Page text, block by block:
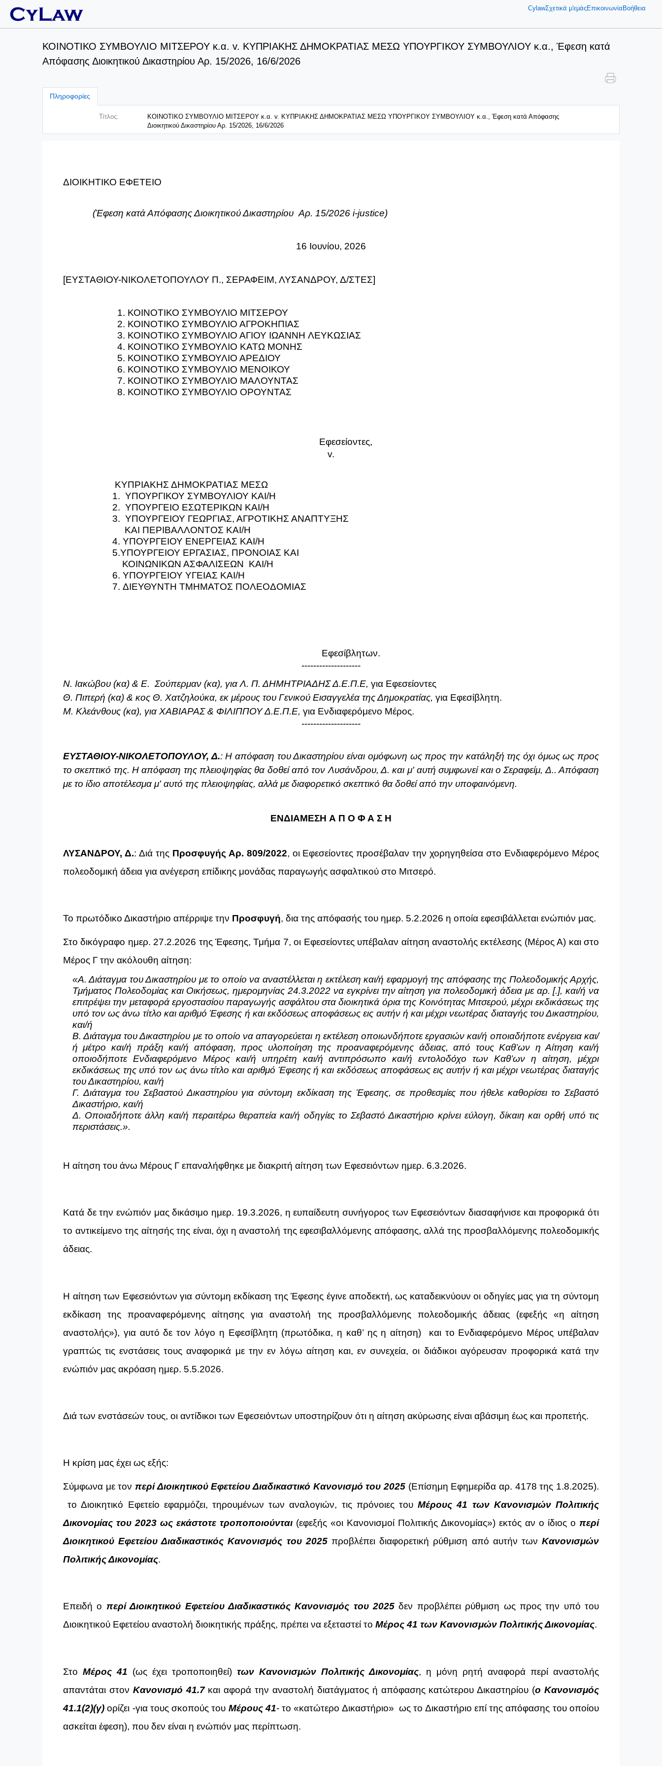
CylawΣχετικά μ'εμάςΕπικοινωνία Βοήθεια
ΚΟΙΝΟΤΙΚΟ ΣΥΜΒΟΥΛΙO MITΣΕΡΟΥ κ.α. v. ΚΥΠΡΙΑΚΗΣ ΔΗΜΟΚΡΑΤΙΑΣ ΜΕΣΩ ΥΠΟΥΡΓΙΚΟΥ ΣΥΜΒΟΥΛΙΟΥ κ.α., Έφεση κατά
Απόφασης Διοικητικού Δικαστηρίου Αρ. 15/2026, 16/6/2026
Πληροφορίες
Τίτλος:
ΚΟΙΝΟΤΙΚΟ ΣΥΜΒΟΥΛΙO MITΣΕΡΟΥ κ.α. v. ΚΥΠΡΙΑΚΗΣ ΔΗΜΟΚΡΑΤΙΑΣ ΜΕΣΩ ΥΠΟΥΡΓΙΚΟΥ ΣΥΜΒΟΥΛΙΟΥ κ.α., Έφεση κατά Απόφασης
Διοικητικού Δικαστηρίου Αρ. 15/2026, 16/6/2026
ΔΙΟΙΚΗΤΙΚΟ ΕΦΕΤΕΙΟ
(Έφεση κατά Απόφασης Διοικητικού Δικαστηρίου Αρ. 15/2026 i-justice)
16 Ιουνίου, 2026
[ΕΥΣΤΑΘΙΟΥ-ΝΙΚΟΛΕΤΟΠΟΥΛΟΥ Π., ΣΕΡΑΦΕΙΜ, ΛΥΣΑΝΔΡΟΥ, Δ/ΣΤΕΣ]
1. ΚΟΙΝΟΤΙΚΟ ΣΥΜΒΟΥΛΙO MITΣΕΡΟΥ
2. ΚΟΙΝΟΤΙΚΟ ΣΥΜΒΟΥΛΙΟ ΑΓΡΟΚΗΠΙΑΣ
3. ΚΟΙΝΟΤΙΚΟ ΣΥΜΒΟΥΛΙΟ ΑΓΙΟΥ ΙΩΑΝΝΗ ΛΕΥΚΩΣΙΑΣ
4. ΚΟΙΝΟΤΙΚΟ ΣΥΜΒΟΥΛΙΟ ΚΑΤΩ ΜΟΝΗΣ
5. ΚΟΙΝΟΤΙΚΟ ΣΥΜΒΟΥΛΙΟ ΑΡΕΔΙΟΥ
6. ΚΟΙΝΟΤΙΚΟ ΣΥΜΒΟΥΛΙΟ ΜΕΝΟΙΚΟΥ
7. ΚΟΙΝΟΤΙΚΟ ΣΥΜΒΟΥΛΙΟ ΜΑΛΟΥΝΤΑΣ
8. ΚΟΙΝΟΤΙΚΟ ΣΥΜΒΟΥΛΙΟ ΟΡΟΥΝΤΑΣ
Εφεσείοντες,
v.
ΚΥΠΡΙΑΚΗΣ ΔΗΜΟΚΡΑΤΙΑΣ ΜΕΣΩ
1. ΥΠΟΥΡΓΙΚΟΥ ΣΥΜΒΟΥΛΙΟΥ ΚΑΙ/Η
2. ΥΠΟΥΡΓΕΙΟ ΕΣΩΤΕΡΙΚΩΝ ΚΑΙ/Η
3. ΥΠΟΥΡΓΕΙΟΥ ΓΕΩΡΓΙΑΣ, ΑΓΡΟΤΙΚΗΣ ΑΝΑΠΤΥΞΗΣ
ΚΑΙ ΠΕΡΙΒΑΛΛΟΝΤΟΣ ΚΑΙ/Η
4. ΥΠΟΥΡΓΕΙΟΥ ΕΝΕΡΓΕΙΑΣ ΚΑΙ/Η
5.ΥΠΟΥΡΓΕΙΟΥ ΕΡΓΑΣΙΑΣ, ΠΡΟΝΟΙΑΣ ΚΑΙ
ΚΟΙΝΩΝΙΚΩΝ ΑΣΦΑΛΙΣΕΩΝ ΚΑΙ/Η
6. ΥΠΟΥΡΓΕΙΟΥ ΥΓΕΙΑΣ ΚΑΙ/Η
7. ΔΙΕΥΘΥΝΤΗ ΤΜΗΜΑΤΟΣ ΠΟΛΕΟΔΟΜΙΑΣ
Εφεσίβλητων.
--------------------
Ν. Ιακώβου (κα) & Ε. Σούπερμαν (κα), για Λ. Π. ΔΗΜΗΤΡΙΑΔΗΣ Δ.Ε.Π.Ε, για Εφεσείοντες
Θ. Πιπερή (κα) & κος Θ. Χατζηλούκα, εκ μέρους του Γενικού Εισαγγελέα της Δημοκρατίας, για Εφεσίβλητη.
Μ. Κλεάνθους (κα), για ΧΑΒΙΑΡΑΣ & ΦΙΛΙΠΠΟΥ Δ.Ε.Π.Ε, για Ενδιαφερόμενο Μέρος.
--------------------
ΕΥΣΤΑΘΙΟΥ-ΝΙΚΟΛΕΤΟΠΟΥΛΟΥ, Δ.: Η απόφαση του Δικαστηρίου είναι ομόφωνη ως προς την κατάληξή της όχι όμως ως προς
το σκεπτικό της. Hαπόφαση της πλειοψηφίας θα δοθεί από τον Λυσάνδρου, Δ. και μ' αυτή συμφωνεί και ο Σεραφείμ, Δ.. Απόφαση
με το ίδιο αποτέλεσμα μ' αυτό της πλειοψηφίας, αλλά με διαφορετικό σκεπτικό θα δοθεί από την υποφαινόμενη.
ΕΝΔΙΑΜΕΣΗ Α Π Ο Φ Α Σ Η
ΛΥΣΑΝΔΡΟΥ, Δ.: Διά της Προσφυγής Αρ. 809/2022, οι Εφεσείοντες προσέβαλαν την χορηγηθείσα στο Ενδιαφερόμενο Μέρος
πολεοδομική άδεια για ανέγερση επίδικης μονάδας παραγωγής ασφαλτικού στο Μιτσερό.
Το πρωτόδικο Δικαστήριο απέρριψε την Προσφυγή, δια της απόφασής του ημερ. 5.2.2026 η οποία εφεσιβάλλεται ενώπιόν μας.
Στο δικόγραφο ημερ. 27.2.2026 της Έφεσης, Τμήμα 7, οι Εφεσείοντες υπέβαλαν αίτηση αναστολής εκτέλεσης (Μέρος Α) και στο
Μέρος Γ την ακόλουθη αίτηση:
«Α. Διάταγμα του Δικαστηρίου με το οποίο να αναστέλλεται η εκτέλεση και/ή εφαρμογή της απόφασης της Πολεοδομικής Αρχής,
Τμήματος Πολεοδομίας και Οικήσεως, ημερομηνίας 24.3.2022 να εγκρίνει την αίτηση για πολεοδομική άδεια με αρ. [.], και/ή να
επιτρέψει την μεταφορά εργοστασίου παραγωγής ασφάλτου στα διοικητικά όρια της Κοινότητας Μιτσερού, μέχρι εκδικάσεως της
υπό τον ως άνω τίτλο και αριθμό Έφεσης ή και εκδόσεως αποφάσεως εις αυτήν ή και μέχρι νεωτέρας διαταγής του Δικαστηρίου,
και/ή
Β. Διάταγμα του Δικαστηρίου με το οποίο να απαγορεύεται η εκτέλεση οποιωνδήποτε εργασιών και/ή οποιαδήποτε ενέργεια και/
ή μέτρο και/ή πράξη και/ή απόφαση, προς υλοποίηση της προαναφερόμενης άδειας, από τους Καθ’ων η Αίτηση και/ή
οποιοδήποτε Ενδιαφερόμενο Μέρος και/ή υπηρέτη και/ή αντιπρόσωπο και/ή εντολοδόχο των Καθ’ων η αίτηση, μέχρι
εκδικάσεως της υπό τον ως άνω τίτλο και αριθμό Έφεσης ή και εκδόσεως αποφάσεως εις αυτήν ή και μέχρι νεωτέρας διαταγής
του Δικαστηρίου, και/ή
Γ. Διάταγμα του Σεβαστού Δικαστηρίου για σύντομη εκδίκαση της Έφεσης, σε προθεσμίες που ήθελε καθορίσει το Σεβαστό
Δικαστήριο, και/ή
Δ. Οποιαδήποτε άλλη και/ή περαιτέρω θεραπεία και/ή οδηγίες το Σεβαστό Δικαστήριο κρίνει εύλογη, δίκαιη και ορθή υπό τις
περιστάσεις.».
Η αίτηση του άνω Μέρους Γ επαναλήφθηκε με διακριτή αίτηση των Εφεσειόντων ημερ. 6.3.2026.
Κατά δε την ενώπιόν μας δικάσιμο ημερ. 19.3.2026, η ευπαίδευτη συνήγορος των Εφεσειόντων διασαφήνισε και προφορικά ότι
το αντικείμενο της αίτησής της είναι, όχι η αναστολή της εφεσιβαλλόμενης απόφασης, αλλά της προσβαλλόμενης πολεοδομικής
άδειας.
Η αίτηση των Εφεσειόντων για σύντομη εκδίκαση της Έφεσης έγινε αποδεκτή, ως καταδεικνύουν οι οδηγίες μας για τη σύντομη
εκδίκαση της προαναφερόμενης αίτησης για αναστολή της προσβαλλόμενης πολεοδομικής άδειας (εφεξής «η αίτηση
αναστολής»), για αυτό δε τον λόγο η Εφεσίβλητη (πρωτόδικα, η καθ’ ης η αίτηση) και το Ενδιαφερόμενο Μέρος υπέβαλαν
γραπτώς τις ενστάσεις τους αναφορικά με την εν λόγω αίτηση και, εν συνεχεία, οι διάδικοι αγόρευσαν προφορικά κατά την
ενώπιόν μας ακρόαση ημερ. 5.5.2026.
Διά των ενστάσεών τους, οι αντίδικοι των Εφεσειόντων υποστηρίζουν ότι η αίτηση ακύρωσης είναι αβάσιμη έως και προπετής.
Η κρίση μας έχει ως εξής:
Σύμφωνα με τον περί Διοικητικού Εφετείου Διαδικαστικό Κανονισμό του 2025 (Επίσημη Εφημερίδα αρ. 4178 της 1.8.2025).
το Διοικητικό Εφετείο εφαρμόζει, τηρουμένων των αναλογιών, τις πρόνοιες τουΜέρους 41 των Κανονισμών Πολιτικής
Δικονομίας του 2023 ως εκάστοτε τροποποιούνται (εφεξής «οι Κανονισμοί Πολιτικής Δικονομίας») εκτός αν ο ίδιος ο περί
Διοικητικού Εφετείου Διαδικαστικός Κανονισμός του 2025προβλέπει διαφορετική ρύθμιση από αυτήν τωνΚανονισμών
Πολιτικής Δικονομίας.
Επειδή ο περί Διοικητικού Εφετείου Διαδικαστικός Κανονισμός του 2025 δεν προβλέπει ρύθμιση ως προς την υπό του
Διοικητικού Εφετείου αναστολή διοικητικής πράξης, πρέπει να εξεταστεί το Μέρος 41 των Κανονισμών Πολιτικής Δικονομίας.
Στο Μέρος 41 (ως έχει τροποποιηθεί) των Κανονισμών Πολιτικής Δικονομίας, η μόνη ρητή αναφορά περί αναστολής
απαντάται στον Κανονισμό 41.7και αφορά την αναστολή διατάγματος ή απόφασης κατώτερου Δικαστηρίου (ο Κανονισμός
41.1(2)(γ) ορίζει -για τους σκοπούς του Μέρους 41- το «κατώτερο Δικαστήριο» ως το Δικαστήριο επί της απόφασης του οποίου
ασκείται έφεση), που δεν είναι η ενώπιόν μας περίπτωση.